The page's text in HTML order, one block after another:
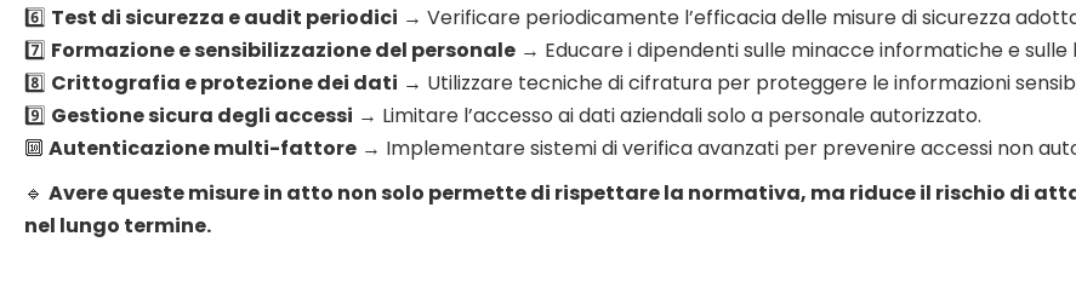
6️⃣ Test di sicurezza e audit periodici → Verificare periodicamente l’efficacia delle misure di sicurezza
7️⃣ Formazione e sensibilizzazione del personale → Educare i dipendenti sulle minacce informatiche e
8️⃣ Crittografia e protezione dei dati → Utilizzare tecniche di cifratura per proteggere le informazioni
9️⃣ Gestione sicura degli accessi → Limitare l’accesso ai dati aziendali solo a personale autorizzato.
🔟 Autenticazione multi-fattore → Implementare sistemi di verifica avanzati per prevenire accessi non
🔹 Avere queste misure in atto non solo permette di rispettare la normativa, ma riduce il rischio di
nel lungo termine.